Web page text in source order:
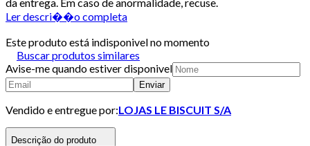
Ler descri��o completa
Este produto está indisponivel no momento
Buscar produtos similares
Avise-me quando estiver disponivel
Enviar
Vendido e entregue por:LOJAS LE BISCUIT S/A
Descrição do produto